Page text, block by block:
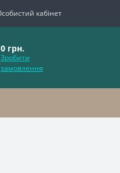
кабінет
0 грн.
Зробити
замовлення